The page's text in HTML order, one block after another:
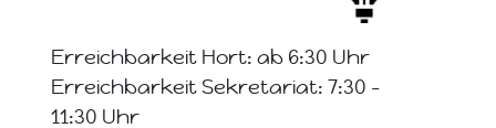
Erreichbarkeit Hort: ab 6:30 Uhr
Erreichbarkeit Sekretariat: 7:30 -
11:30 Uhr